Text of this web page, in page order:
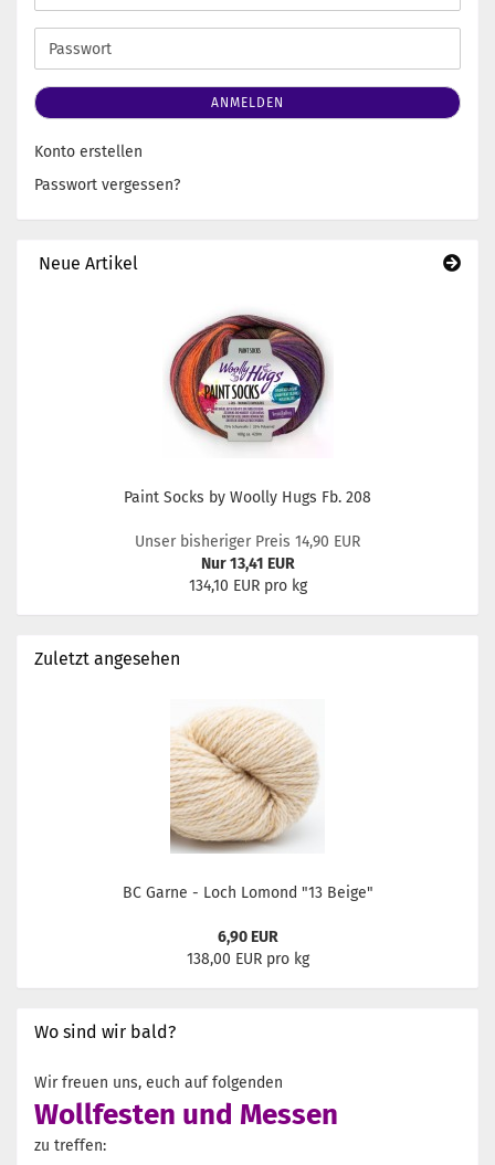
Mail-
Adresse
Passwort
ANMELDEN
Konto erstellen
Passwort vergessen?
Neue Artikel
Paint Socks by Woolly Hugs Fb. 208
Unser bisheriger Preis 14,90 EUR
Nur 13,41 EUR
134,10 EUR pro kg
Zuletzt angesehen
BC Garne - Loch Lomond "13 Beige"
6,90 EUR
138,00 EUR pro kg
Wo sind wir bald?
Wir freuen uns, euch auf folgenden
Wollfesten und Messen
zu treffen: